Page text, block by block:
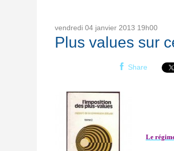
vendredi 04 janvier 2013 19h00
Plus values sur
Share
Le